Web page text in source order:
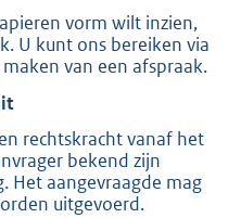
vorm wilt inzien,
U kunt ons bereiken via
van een afspraak.
rechtskracht vanaf het
bekend zijn
Het aangevraagde mag
uitgevoerd.